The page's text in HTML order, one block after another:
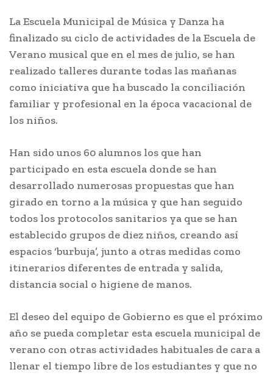
La Escuela Municipal de Música y Danza ha
finalizado su ciclo de actividades de la Escuela de
Verano musical que en el mes de julio, se han
realizado talleres durante todas las mañanas
como iniciativa que ha buscado la conciliación
familiar y profesional en la época vacacional de
los niños.
Han sido unos 60 alumnos los que han
participado en esta escuela donde se han
desarrollado numerosas propuestas que han
girado en torno a la música y que han seguido
todos los protocolos sanitarios ya que se han
establecido grupos de diez niños, creando así
espacios ‘burbuja’, junto a otras medidas como
itinerarios diferentes de entrada y salida,
distancia social o higiene de manos.
El deseo del equipo de Gobierno es que el próximo
año se pueda completar esta escuela municipal de
verano con otras actividades habituales de cara a
llenar el tiempo libre de los estudiantes y que no